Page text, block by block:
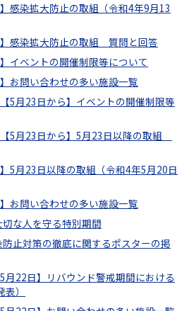
感染拡大防止の取組（令和4年9月13
】感染拡大防止の取組 質問と回答
イベントの開催制限等について
お問い合わせの多い施設一覧
5月23日から】イベントの開催制限等
5月23日から】5月23日以降の取組
5月23日以降の取組（令和4年5月20日
お問い合わせの多い施設一覧
切な人を守る特別期間
防止対策の徹底に関するポスターの掲
月22日】リバウンド警戒期間における
）